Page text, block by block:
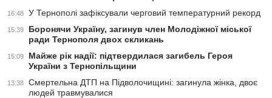
16:48 У Тернополі зафіксували черговий температурний рекорд
15:39
Боронячи Україну, загинув член Молодіжної міської
ради Тернополя двох скликань
15:09
Майже рік надії: підтвердилася загибель Героя
України з Тернопільщини
13:38
Смертельна ДТП на Підволочищині: загинула жінка, двоє
людей травмувалися